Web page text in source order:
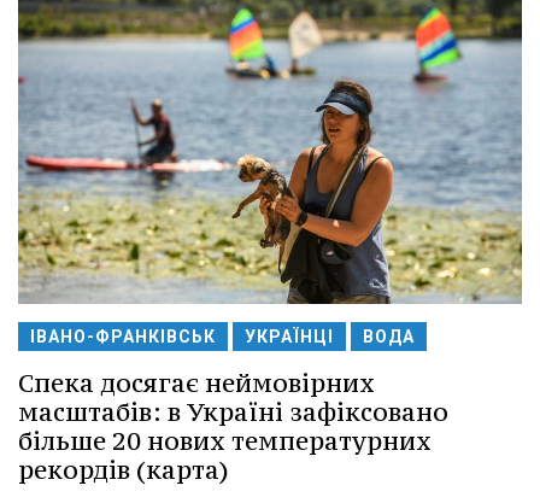
ІВАНО-ФРАНКІВСЬК УКРАЇНЦІ ВОДА
Спека досягає неймовірних
масштабів: в Україні зафіксовано
більше 20 нових температурних
рекордів (карта)